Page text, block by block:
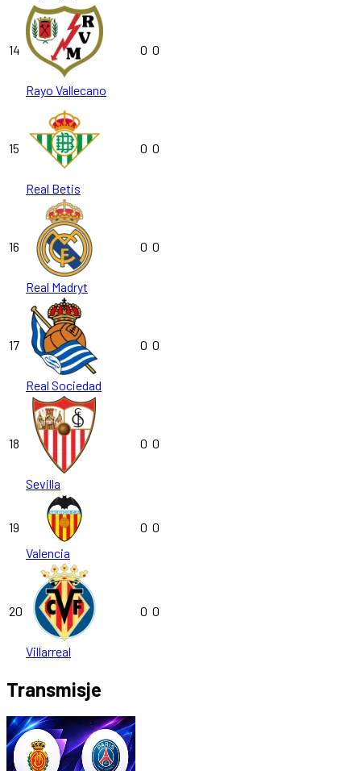
14
Rayo Vallecano
0 0
15
Real Betis
0 0
16
Real Madryt
0 0
17
Real Sociedad
0 0
18
Sevilla
0 0
19
Valencia
0 0
20
Villarreal
0 0
Transmisje